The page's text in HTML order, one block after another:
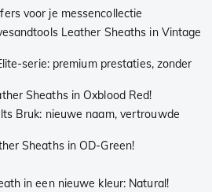
voor je messencollectie
Leather Sheaths in Vintage
serie: premium prestaties, zonder
Sheaths in Oxblood Red!
Bruk: nieuwe naam, vertrouwde
Sheaths in OD-Green!
in een nieuwe kleur: Natural!